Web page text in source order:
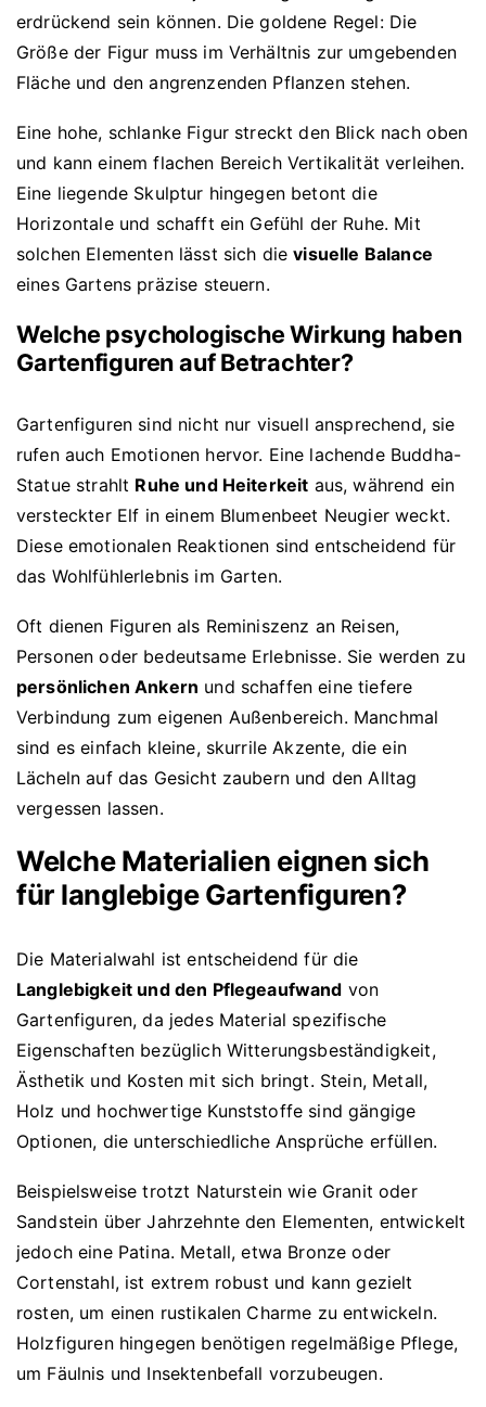
erdrückend sein können. Die goldene Regel: Die
Größe der Figur muss im Verhältnis zur umgebenden
Fläche und den angrenzenden Pflanzen stehen.
Eine hohe, schlanke Figur streckt den Blick nach oben
und kann einem flachen Bereich Vertikalität verleihen.
Eine liegende Skulptur hingegen betont die
Horizontale und schafft ein Gefühl der Ruhe. Mit
solchen Elementen lässt sich dievisuelle Balance
eines Gartens präzise steuern.
Welche psychologische Wirkung haben
Gartenfiguren auf Betrachter?
Gartenfiguren sind nicht nur visuell ansprechend, sie
rufen auch Emotionen hervor. Eine lachende Buddha-
Statue strahlt Ruhe und Heiterkeit aus, während ein
versteckter Elf in einem Blumenbeet Neugier weckt.
Diese emotionalen Reaktionen sind entscheidend für
das Wohlfühlerlebnis im Garten.
Oft dienen Figuren als Reminiszenz an Reisen,
Personen oder bedeutsame Erlebnisse. Sie werden zu
persönlichen Ankern und schaffen eine tiefere
Verbindung zum eigenen Außenbereich. Manchmal
sind es einfach kleine, skurrile Akzente, die ein
Lächeln auf das Gesicht zaubern und den Alltag
vergessen lassen.
Welche Materialien eignen sich
für langlebige Gartenfiguren?
Die Materialwahl ist entscheidend für die
Langlebigkeit und den Pflegeaufwand von
Gartenfiguren, da jedes Material spezifische
Eigenschaften bezüglich Witterungsbeständigkeit,
Ästhetik und Kosten mit sich bringt. Stein, Metall,
Holz und hochwertige Kunststoffe sind gängige
Optionen, die unterschiedliche Ansprüche erfüllen.
Beispielsweise trotzt Naturstein wie Granit oder
Sandstein über Jahrzehnte den Elementen, entwickelt
jedoch eine Patina. Metall, etwa Bronze oder
Cortenstahl, ist extrem robust und kann gezielt
rosten, um einen rustikalen Charme zu entwickeln.
Holzfiguren hingegen benötigen regelmäßige Pflege,
um Fäulnis und Insektenbefall vorzubeugen.